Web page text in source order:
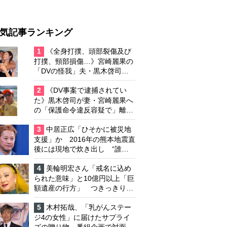
記事ランキング
1
《全身打撲、頭部裂傷及び
打撲、頸部損傷…》宮崎麗果の
「DVの怪我」夫・黒木啓司の
逮捕で始まる「夫婦の闘争」
2
《DV事案で逮捕されてい
た》黒木啓司が妻・宮崎麗果へ
の「保護命令違反容疑で」離婚
協議は「第二ステージ」へ
3
中居正広「ひそかに被災地
支援」か 2016年の熊本地震直
後には現地で炊き出し “誰に
も知られなくて良い”と、むし
ろ強まる福祉活動への思い
4
美輪明宏さん「戒名に込め
られた意味」と10億円以上「巨
額遺産の行方」 つきっきりで
私生活をサポートしていた元俳
優が相続か
5
木村拓哉、「乳がんステー
ジ4の女性」に届けたサプライ